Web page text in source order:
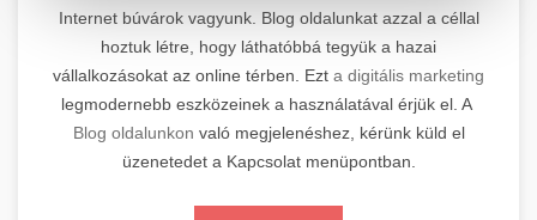
Professzionális elektromos roller javítási és
karbantartási szolgáltatások. Szakértő
technikusaink minőségi szervízt nyújtanak
minden jelentős márkához és modellhez.
Szervizközpont Látogatása
📊 2. Online Marketing
Ügynökség
+
Átfogó online marketing szolgáltatások,
beleértve a SEO-t, közösségi média kezelést és
Internet búvárok vagyunk. Blog oldalunkat azzal a céllal
hoztuk létre, hogy láthatóbbá tegyük a hazai
vállalkozásokat az online térben. Ezt a digitális marketing
legmodernebb eszközeinek a használatával érjük el. A
Blog oldalunkon való megjelenéshez, kérünk küld el
üzenetedet a Kapcsolat menüpontban.